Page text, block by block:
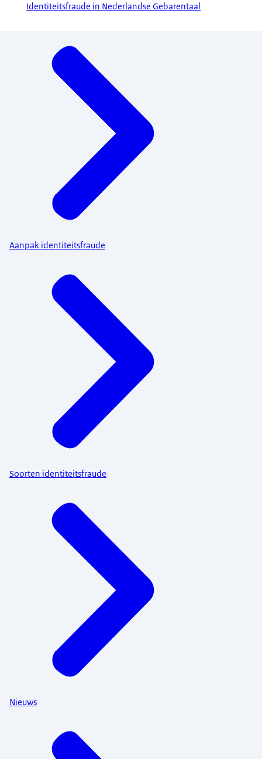
Identiteitsfraude in Nederlandse Gebarentaal
Aanpak identiteitsfraude
Soorten identiteitsfraude
Nieuws